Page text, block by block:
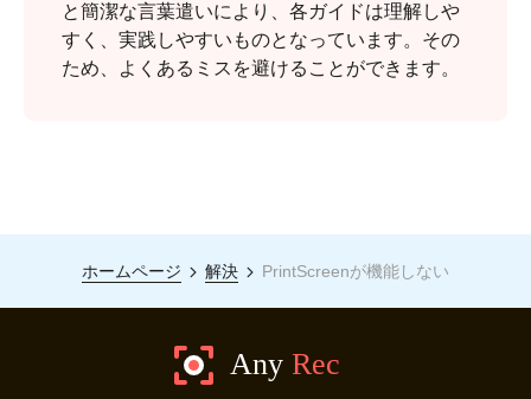
ステップ
3。
と簡潔な言葉遣いにより、各ガイドは理解しや
すく、実践しやすいものとなっています。その
ため、よくあるミスを避けることができます。
ホームページ 解決 PrintScreenが機能しない